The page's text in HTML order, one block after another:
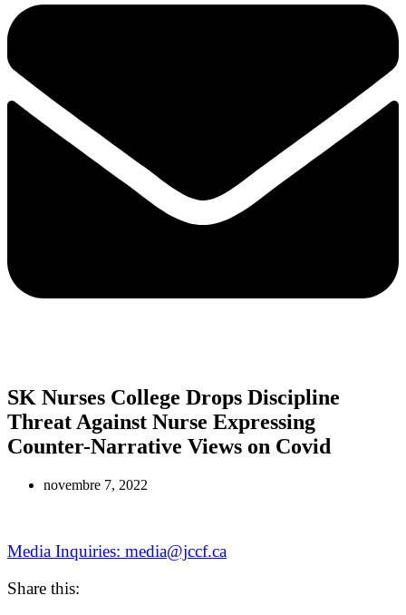
SK Nurses College Drops Discipline
Threat Against Nurse Expressing
Counter-Narrative Views on Covid
novembre 7, 2022
Media Inquiries: media@jccf.ca
Share this: